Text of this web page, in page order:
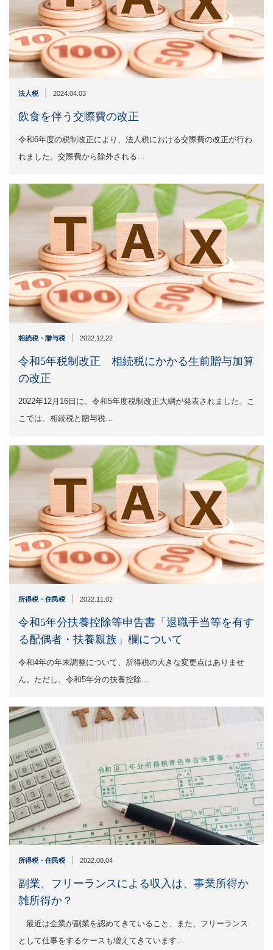
法人税 2024.04.03
飲食を伴う交際費の改正
令和6年度の税制改正により、法人税における交際費の改正が行わ
れました。交際費から除外される…
相続税・贈与税 2022.12.22
令和5年税制改正 相続税にかかる生前贈与加算
の改正
2022年12月16日に、令和5年度税制改正大綱が発表されました。こ
こでは、相続税と贈与税…
所得税・住民税 2022.11.02
令和5年分扶養控除等申告書「退職手当等を有す
る配偶者・扶養親族」欄について
令和4年の年末調整について、所得税の大きな変更点はありませ
ん。ただし、令和5年分の扶養控除…
所得税・住民税 2022.08.04
副業、フリーランスによる収入は、事業所得か
雑所得か？
最近は企業が副業を認めてきていること、また、フリーランス
として仕事をするケースも増えてきています…